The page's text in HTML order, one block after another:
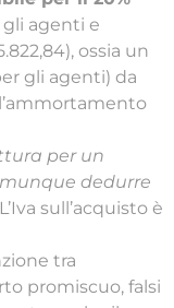
gli agenti e
ossia un
gli agenti) da
per un
dedurre
L’Iva sull’acquisto è
tra
promiscuo, falsi